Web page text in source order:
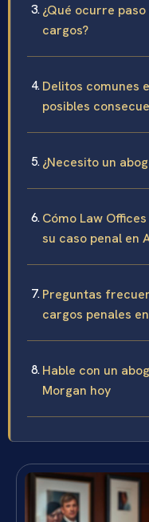
¿Qué ocurre
cargos?
Delitos comunes
posibles
¿Necesito un
Cómo Law
su caso penal en
Preguntas
cargos penales
Hable con un
Morgan hoy